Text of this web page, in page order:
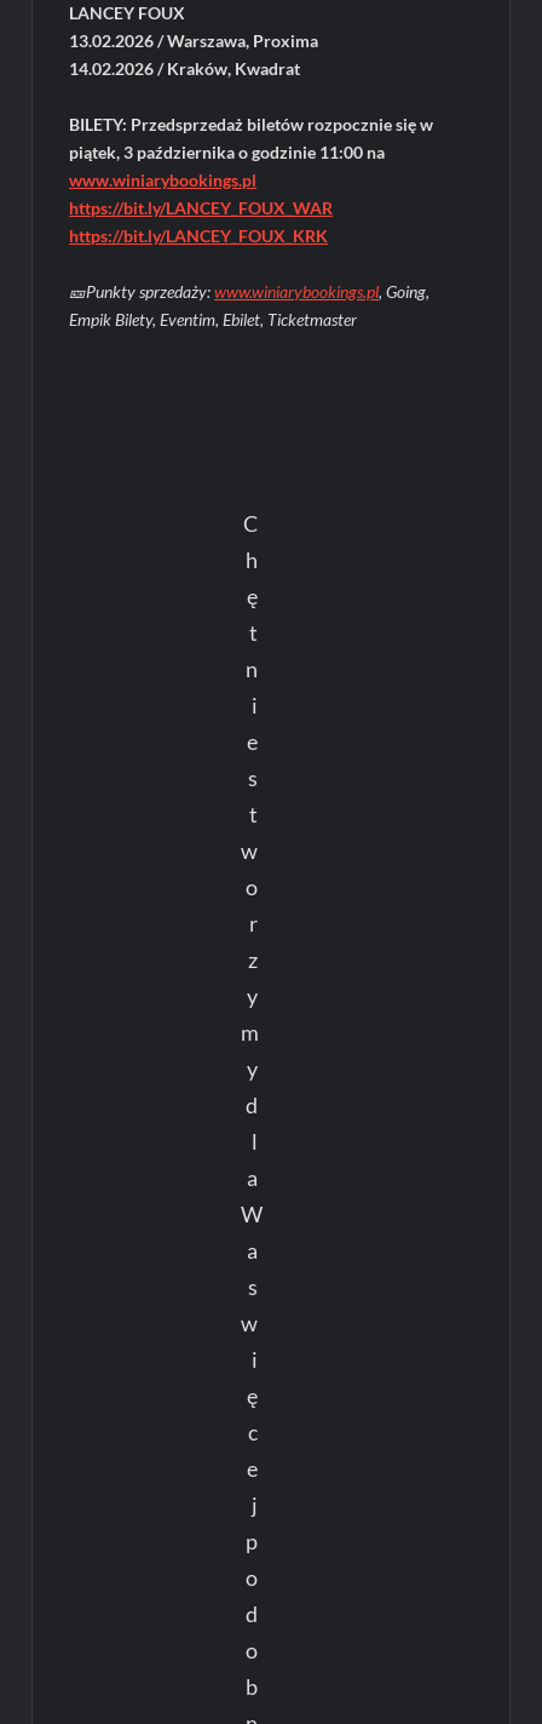
LANCEY FOUX
13.02.2026 / Warszawa, Proxima
14.02.2026 / Kraków, Kwadrat
BILETY: Przedsprzedaż biletów rozpocznie się w
piątek, 3 października o godzinie 11:00 na
www.winiarybookings.pl
https://bit.ly/LANCEY_FOUX_WAR
https://bit.ly/LANCEY_FOUX_KRK
🎫Punkty sprzedaży:www.winiarybookings.pl, Going,
Empik Bilety, Eventim, Ebilet, Ticketmaster
C
h
ę
t
n
i
e
s
t
w
o
r
z
y
m
y
d
l
a
W
a
s
w
i
ę
c
e
j
p
o
d
o
b